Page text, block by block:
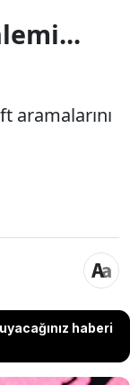
aramalarını
haberi